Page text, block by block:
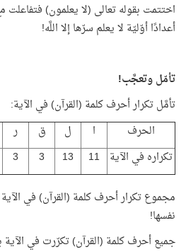
اختتمت بقوله تعالى (لا يعلمون) فتفاعلت
أعدادًا أوّليّة لا يعلم سرّها إلا اللَّه!
تأمّل وتعجَّب!
تأمَّل تكرار أحرف كلمة (القرآن) في الآية:
الحرف
ا ل ق ر
تكراره في الآية 11
13
3
3
نفسها!
جميع أحرف كلمة (القرآن) تكرّرت في الآية